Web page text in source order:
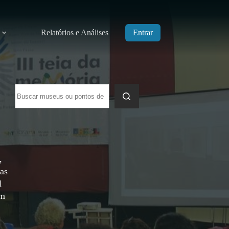
Relatórios e Análises Entrar
resultados